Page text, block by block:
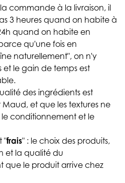
commande à la livraison, il
3 heures quand on habite à
quand on habite en
qu'une fois en
naturellement", on n'y
et le gain de temps est
des ingrédients est
et que les textures ne
conditionnement et le
"frais" : le choix des produits,
et la qualité du
que le produit arrive chez